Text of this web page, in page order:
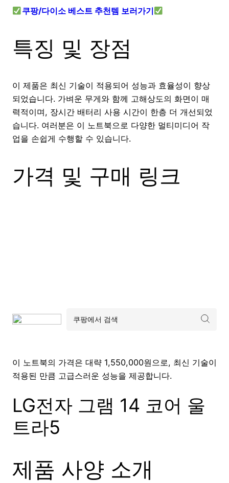
쿠팡/다이소 베스트 추천템 보러가기
특징 및 장점
이 제품은 최신 기술이 적용되어 성능과 효율성이 향상
되었습니다. 가벼운 무게와 함께 고해상도의 화면이 매
력적이며, 장시간 배터리 사용 시간이 한층 더 개선되었
습니다. 여러분은 이 노트북으로 다양한 멀티미디어 작
업을 손쉽게 수행할 수 있습니다.
가격 및 구매 링크
이 노트북의 가격은 대략 1,550,000원으로, 최신 기술이
적용된 만큼 고급스러운 성능을 제공합니다.
LG전자 그램 14 코어 울
트라5
제품 사양 소개